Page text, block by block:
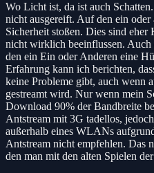
Wo Licht ist, da ist auch
nicht ausgereift. Auf den ein
Sicherheit stoßen. Dies sind
nicht wirklich beeinflussen.
den ein Ein oder Anderen eine
Erfahrung kann ich berichten,
keine Probleme gibt, auch wenn
gestreamt wird. Nur wenn mein
Download 90% der Bandbreite
Antstream mit 3G tadellos,
außerhalb eines WLANs
Antstream nicht empfehlen. Das
den man mit den alten Spielen